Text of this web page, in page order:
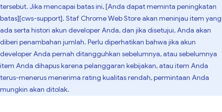
tersebut. Jika mencapai batas ini, [Anda dapat meminta peningkatan
batas][cws-support]. Staf Chrome Web Store akan meninjau item yang
ada serta histori akun developer Anda, dan jika disetujui, Anda akan
diberi penambahan jumlah. Perlu diperhatikan bahwa jika akun
developer Anda pernah ditangguhkan sebelumnya, atau sebelumnya
item Anda dihapus karena pelanggaran kebijakan, atau item Anda
terus-menerus menerima rating kualitas rendah, permintaan Anda
mungkin akan ditolak.